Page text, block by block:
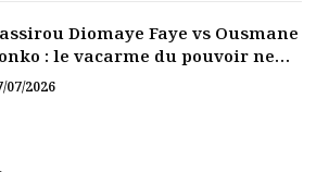
Diomaye Faye vs Ousmane
: le vacarme du pouvoir ne
pas faire oublier les liens de la
07/2026